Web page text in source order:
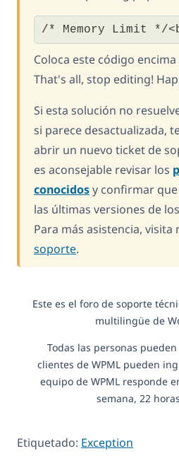
/* Memory Limit */
Coloca este código
That's all, stop editing!
Si esta solución no
si parece desactualizada,
abrir un nuevo ticket de
es aconsejable revisar los
conocidosy confirmar
las últimas versiones de
Para más asistencia, visita
soporte.
Este es el foro de soporte
multilingüe de
Todas las personas
clientes de WPML pueden
equipo de WPML responde
semana, 22
Etiquetado: Exception